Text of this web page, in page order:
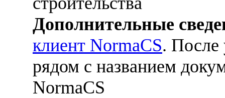
Дополнительные
клиент NormaCS. После
рядом с названием
NormaCS